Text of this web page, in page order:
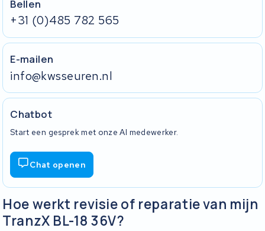
Bellen
+31 (0)485 782 565
E-mailen
info@kwsseuren.nl
Chatbot
Start een gesprek met onze AI medewerker.
Chat openen
Hoe werkt revisie of reparatie van mijn
TranzX BL-18 36V?